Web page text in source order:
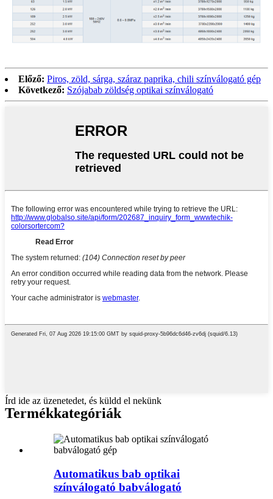
Előző: Piros, zöld, sárga, száraz paprika, chili színválogató gép
Következő: Szójabab zöldség optikai színválogató
Írd ide az üzenetedet, és küldd el nekünk
Termékkategóriák
Automatikus bab optikai
színválogató babválogató